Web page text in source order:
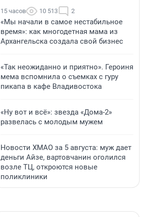
15 часов 10 513 2
«Мы начали в самое нестабильное
время»: как многодетная мама из
Архангельска создала свой бизнес
«Так неожиданно и приятно». Героиня
мема вспомнила о съемках с гуру
пикапа в кафе Владивостока
«Ну вот и всё»: звезда «Дома-2»
развелась с молодым мужем
Новости ХМАО за 5 августа: муж дает
деньги Айзе, вартовчанин оголился
возле ТЦ, откроются новые
поликлиники